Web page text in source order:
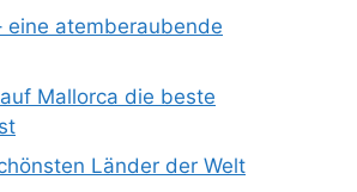
eine atemberaubende
Mallorca die beste
Länder der Welt